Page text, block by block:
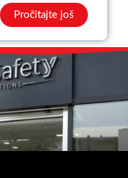
Pročitajte još